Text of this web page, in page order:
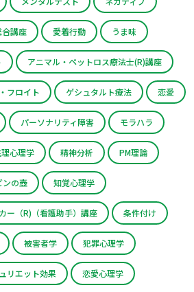
合講座 愛着行動 うま味
アニマル・ペットロス療法士(R)講座
フロイト ゲシュタルト療法 恋愛
パーソナリティ障害 モラハラ
理心理学 精神分析 PM理論
ンの壺 知覚心理学
ー（R)（看護助手）講座 条件付け
被害者学 犯罪心理学
リエット効果 恋愛心理学